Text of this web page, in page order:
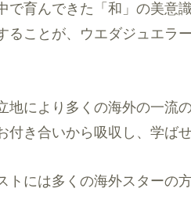
で育んできた「和」の美意
ることが、ウエダジュエラ
地により多くの海外の一
き合いから吸収し、学ば
には多くの海外スターの